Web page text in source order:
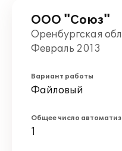
ООО "Союз"
Оренбургская
Февраль 2013
Вариант работы
Файловый
Общее число
1